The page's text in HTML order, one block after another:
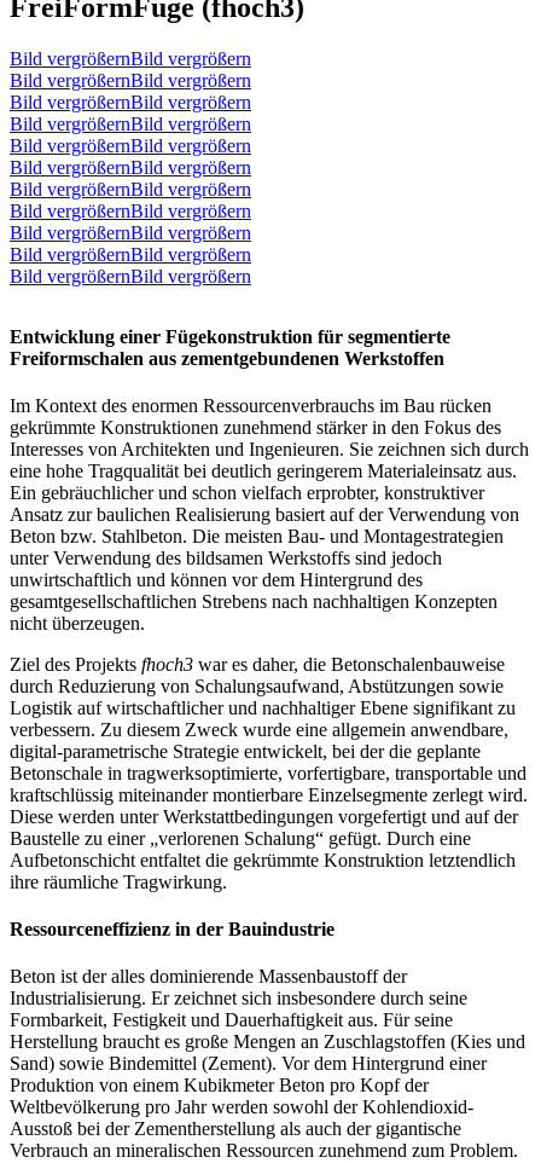
FreiFormFuge (fhoch3)
Bild vergrößernBild vergrößern
Bild vergrößernBild vergrößern
Bild vergrößernBild vergrößern
Bild vergrößernBild vergrößern
Bild vergrößernBild vergrößern
Bild vergrößernBild vergrößern
Bild vergrößernBild vergrößern
Bild vergrößernBild vergrößern
Bild vergrößernBild vergrößern
Bild vergrößernBild vergrößern
Bild vergrößernBild vergrößern
Entwicklung einer Fügekonstruktion für segmentierte
Freiformschalen aus zementgebundenen Werkstoffen
Im Kontext des enormen Ressourcenverbrauchs im Bau rücken
gekrümmte Konstruktionen zunehmend stärker in den Fokus des
Interesses von Architekten und Ingenieuren. Sie zeichnen sich durch
eine hohe Tragqualität bei deutlich geringerem Materialeinsatz aus.
Ein gebräuchlicher und schon vielfach erprobter, konstruktiver
Ansatz zur baulichen Realisierung basiert auf der Verwendung von
Beton bzw. Stahlbeton. Die meisten Bau- und Montagestrategien
unter Verwendung des bildsamen Werkstoffs sind jedoch
unwirtschaftlich und können vor dem Hintergrund des
gesamtgesellschaftlichen Strebens nach nachhaltigen Konzepten
nicht überzeugen.
Ziel des Projekts fhoch3 war es daher, die Betonschalenbauweise
durch Reduzierung von Schalungsaufwand, Abstützungen sowie
Logistik auf wirtschaftlicher und nachhaltiger Ebene signifikant zu
verbessern. Zu diesem Zweck wurde eine allgemein anwendbare,
digital-parametrische Strategie entwickelt, bei der die geplante
Betonschale in tragwerksoptimierte, vorfertigbare, transportable und
kraftschlüssig miteinander montierbare Einzelsegmente zerlegt wird.
Diese werden unter Werkstattbedingungen vorgefertigt und auf der
Baustelle zu einer „verlorenen Schalung“ gefügt. Durch eine
Aufbetonschicht entfaltet die gekrümmte Konstruktion letztendlich
ihre räumliche Tragwirkung.
Ressourceneffizienz in der Bauindustrie
Beton ist der alles dominierende Massenbaustoff der
Industrialisierung. Er zeichnet sich insbesondere durch seine
Formbarkeit, Festigkeit und Dauerhaftigkeit aus. Für seine
Herstellung braucht es große Mengen an Zuschlagstoffen (Kies und
Sand) sowie Bindemittel (Zement). Vor dem Hintergrund einer
Produktion von einem Kubikmeter Beton pro Kopf der
Weltbevölkerung pro Jahr werden sowohl der Kohlendioxid-
Ausstoß bei der Zementherstellung als auch der gigantische
Verbrauch an mineralischen Ressourcen zunehmend zum Problem.